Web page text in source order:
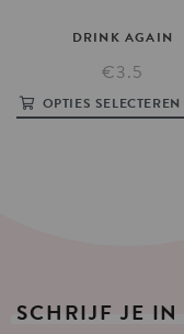
DRINK AGAIN
€3.5
OPTIES SELECTEREN
SCHRIJF JE IN